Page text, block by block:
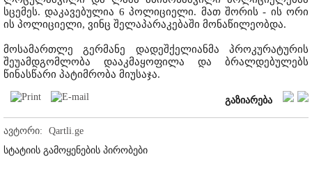
სცემეს. დაკავებულია 6 პოლიციელი. მათ შორის - ის ორი
ის პოლიციელი, ვინც შელაპარაკებაში მონაწილეობდა.
მოსამართლე გერმანე დადეშქელიანმა პროკურატურის
შეუამდგომლობა დააკმაყოფილა და ბრალდებულებს
წინასწარი პატიმრობა მიუსაჯა.
გაზიარება
ავტორი:
Qartli.ge
სტატიის გამოყენების პირობები